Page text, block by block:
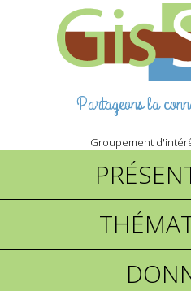
Partageons la
Groupement